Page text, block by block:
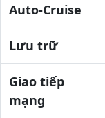
Auto-Cruise
Lưu trữ
Giao tiếp
mạng